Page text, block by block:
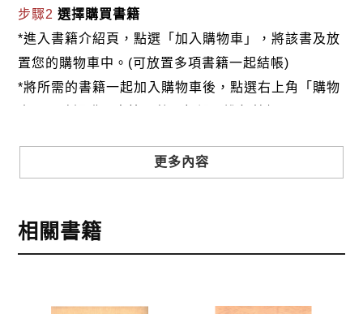
步驟2選擇購買書籍
*進入書籍介紹頁，點選「加入購物車」，將該書及放
置您的購物車中。(可放置多項書籍一起結帳)
*將所需的書籍一起加入購物車後，點選右上角「購物
2.銀行轉帳:選擇銀行轉帳時，請填寫您的銀行帳號後
五碼，並於三日內完成匯款，以利核銷作業。
劃撥單，匯款者大名請填寫跟訂購者大名一致，以利
更多內容
相關書籍